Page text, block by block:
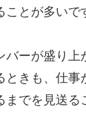
とが多いで
バーが盛り上
ときも、仕事
までを見送る